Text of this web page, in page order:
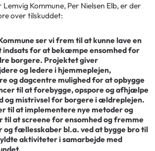
Kommune, Per Nielsen Elb, er der
over tilskuddet:
ser vi frem til at kunne lave en
indsats for at bekæmpe ensomhed for
borgere. Projektet giver
og ledere i hjemmeplejen,
og dagcentre mulighed for at opbygge
til at forebygge, opspore og afhjælpe
og mistrivsel for borgere i ældreplejen.
til at implementere nye metoder og
at screene for ensomhed og fremme
og fællesskaber bl.a. ved at bygge bro til
aktiviteter i samarbejde med